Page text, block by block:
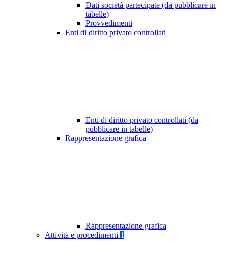
Dati società partecipate (da pubblicare in
tabelle)
Provvedimenti
Enti di diritto privato controllati
Enti di diritto privato controllati (da
pubblicare in tabelle)
Rappresentazione grafica
Rappresentazione grafica
Attività e procedimenti 1